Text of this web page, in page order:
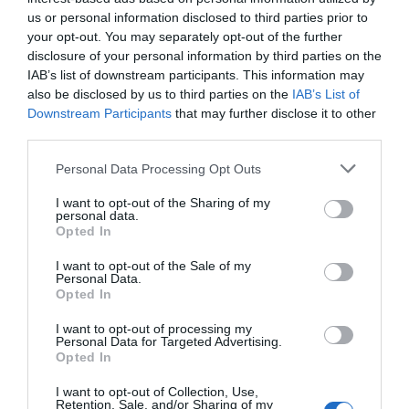
us or personal information disclosed to third parties prior to
your opt-out. You may separately opt-out of the further
disclosure of your personal information by third parties on the
IAB’s list of downstream participants. This information may
also be disclosed by us to third parties on the IAB’s List of
Downstream Participants that may further disclose it to other
Personal Data Processing Opt Outs
I want to opt-out of the Sharing of my
personal data.
Opted In
I want to opt-out of the Sale of my
Personal Data.
Opted In
I want to opt-out of processing my
Personal Data for Targeted Advertising.
Opted In
I want to opt-out of Collection, Use,
Retention, Sale, and/or Sharing of my
del grado medio de Técnico en Farmacia.
Infarmainnova
Infarma Barcelona 2019 organiza la segunda edición de
#Infarmainnova que, con la colaboración de fedefarma
futuros a los cuales se enfrenta la oficina de farmacia.
Los farmacéuticos comunitarios todavía pueden
presentar sus propuestas a través de la web
jurado seleccionará las 10 mejores ideas de todas las
que se reciban. La organización del Congreso invitará,
presenten sus propuestas durante la celebración de
Infarma. De éstas, el jurado premiará las 3 mejores.
Pósteres científicos